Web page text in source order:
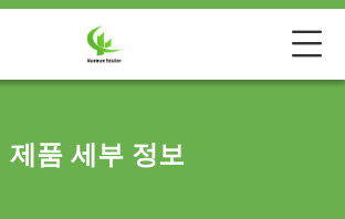
제품 세부 정보